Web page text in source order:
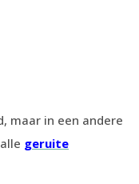
maar in een andere
geruite